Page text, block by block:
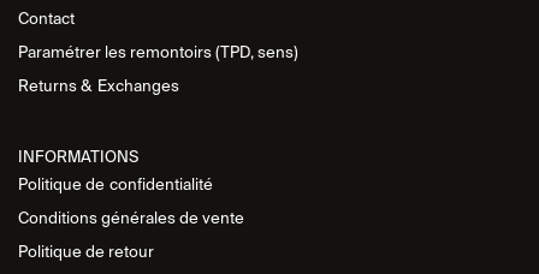
Contact
Paramétrer les remontoirs (TPD, sens)
Returns & Exchanges
INFORMATIONS
Politique de confidentialité
Conditions générales de vente
Politique de retour